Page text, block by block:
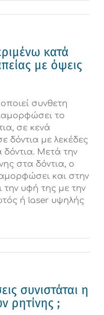
κατά
με όψεις
συνθετη
το
σε κενά
δόντια με λεκέδες
Μετά την
στα δόντια, ο
και στην
την υφή της με την
ή laser υψηλής
συνιστάται η
ρητίνης ;